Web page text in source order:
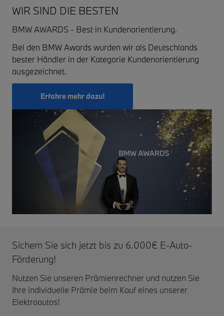
WIR SIND DIE BESTEN
BMW AWARDS - Best in Kundenorientierung.
Bei den BMW Awards wurden wir als Deutschlands
bester Händler in der Kategorie Kundenorientierung
ausgezeichnet.
Erfahre mehr dazu!
Sichern Sie sich jetzt bis zu 6.000€ E-Auto-
Förderung!
Nutzen Sie unseren Prämienrechner und nutzen Sie
Ihre individuelle Prämie beim Kauf eines unserer
Elektroautos!